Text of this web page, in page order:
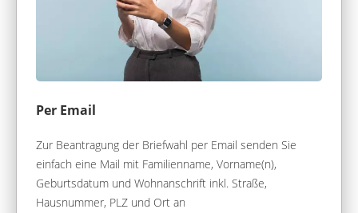
Per Email
Zur Beantragung der Briefwahl per Email senden Sie
einfach eine Mail mit Familienname, Vorname(n),
Geburtsdatum und Wohnanschrift inkl. Straße,
Hausnummer, PLZ und Ort an